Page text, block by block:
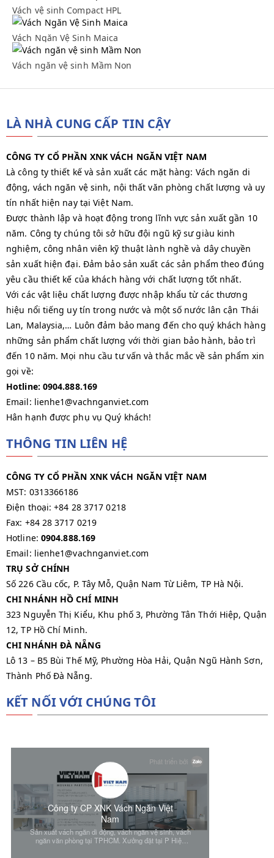
Vách vệ sinh Compact HPL
Vách Ngăn Vệ Sinh Maica
Vách Ngăn Vệ Sinh Maica
Vách ngăn vệ sinh Mầm Non
Vách ngăn vệ sinh Mầm Non
LÀ NHÀ CUNG CẤP TIN CẬY
CÔNG TY CỔ PHẦN XNK VÁCH NGĂN VIỆT NAM
Là công ty thiết kế và sản xuất các mặt hàng: Vách ngăn di
động, vách ngăn vệ sinh, nội thất văn phòng chất lượng và uy
tín nhất hiện nay tại Việt Nam.
Được thành lập và hoạt động trong lĩnh vực sản xuất gần 10
năm. Công ty chúng tôi sở hữu đội ngũ kỹ sư giàu kinh
nghiệm, công nhân viên kỹ thuật lành nghề và dây chuyền
sản xuất hiện đại. Đảm bảo sản xuất các sản phẩm theo đúng
yêu cầu thiết kế của khách hàng với chất lượng tốt nhất.
Với các vật liệu chất lượng được nhập khẩu từ các thương
hiệu nổi tiếng uy tín trong nước và một số nước lân cận Thái
Lan, Malaysia,… Luôn đảm bảo mang đến cho quý khách hàng
những sản phẩm chất lượng với thời gian bảo hành, bảo trì
đến 10 năm. Mọi nhu cầu tư vấn và thắc mắc về sản phẩm xin
gọi về:
Hotline: 0904.888.169
Email: lienhe1@vachnganviet.com
Hân hạnh được phụ vụ Quý khách!
THÔNG TIN LIÊN HỆ
CÔNG TY CỔ PHẦN XNK VÁCH NGĂN VIỆT NAM
MST: 0313366186
Điện thoại: +84 28 3717 0218
Fax: +84 28 3717 0219
Hotline: 0904.888.169
Email: lienhe1@vachnganviet.com
TRỤ SỞ CHÍNH
Số 226 Cầu cốc, P. Tây Mỗ, Quận Nam Từ Liêm, TP Hà Nội.
CHI NHÁNH HỒ CHÍ MINH
323 Nguyễn Thị Kiểu, Khu phố 3, Phường Tân Thới Hiệp, Quận
12, TP Hồ Chí Minh.
CHI NHÁNH ĐÀ NẴNG
Lô 13 – B5 Bùi Thế Mỹ, Phường Hòa Hải, Quận Ngũ Hành Sơn,
Thành Phố Đà Nẵng.
KẾT NỐI VỚI CHÚNG TÔI